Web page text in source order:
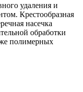
удаления и
Крестообразная
насечка
обработки
полимерных